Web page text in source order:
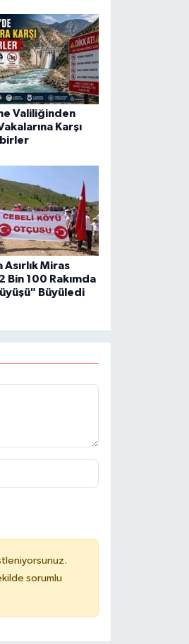
Valiliğinden
Karşı
Asırlık Miras
Bin 100 Rakımda
Büyüledi
sorumlu